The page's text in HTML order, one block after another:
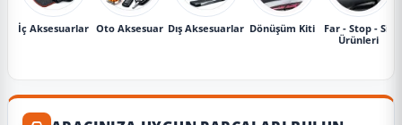
İç Aksesuarlar Oto Aksesuar Dış Aksesuarlar Dönüşüm Kiti
Far - Stop - Sis
Ürünleri